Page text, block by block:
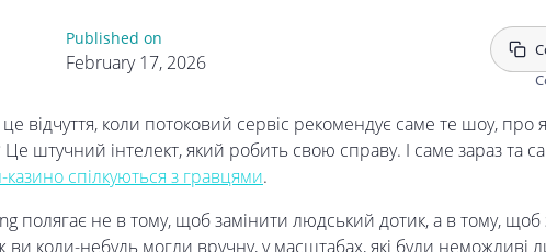
Published on
February 17, 2026
відчуття, коли потоковий сервіс рекомендує саме те шоу,
Це штучний інтелект, який робить свою справу. І саме зараз та
спілкуються з гравцями.
полягає не в тому, щоб замінити людський дотик, а в тому, щоб
ви коли-небудь могли вручну, у масштабах, які були неможливі